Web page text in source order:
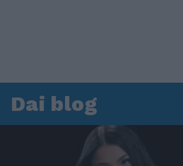
Dai blog